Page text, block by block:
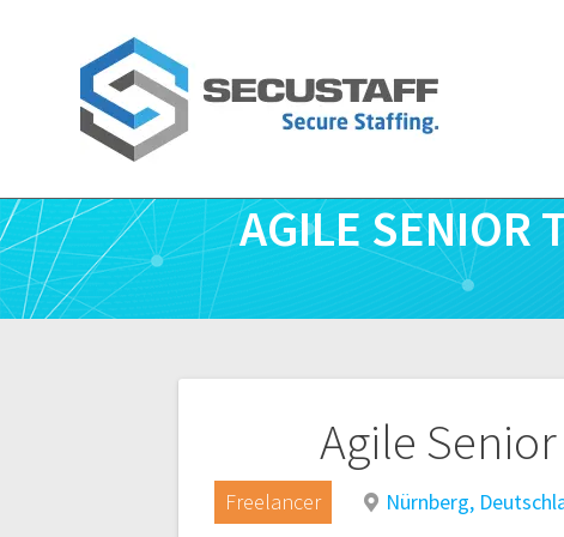
AGILE SENIOR
Agile
Freelancer Nürnberg,
Beitragsnavigation